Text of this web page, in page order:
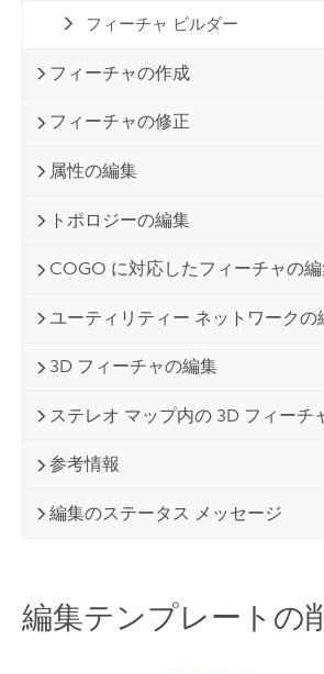
フィーチャ ビルダー
フィーチャの作成
フィーチャの修正
属性の編集
トポロジーの編集
COGO に対応したフィーチャの
ユーティリティー ネットワークの
3D フィーチャの編集
ステレオ マップ内の 3D フィーチ
参考情報
編集のステータス メッセージ
編集テンプレートの